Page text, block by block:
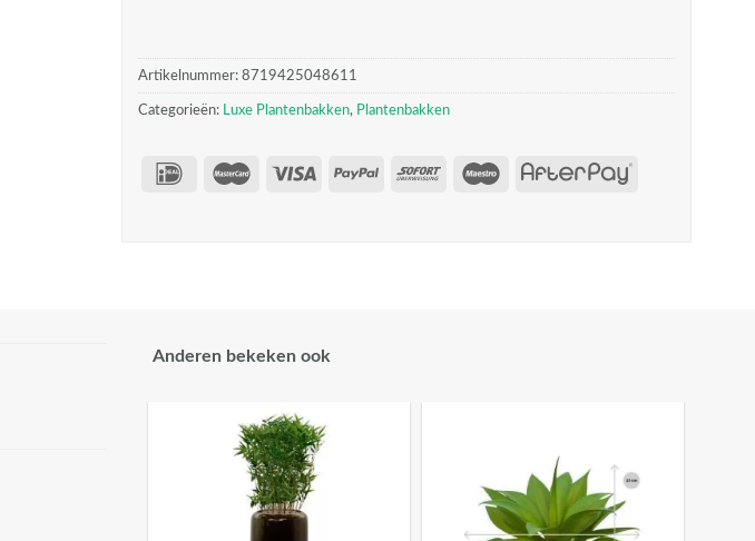
Artikelnummer: 8719425048611
Categorieën: Luxe Plantenbakken, Plantenbakken
Anderen bekeken ook